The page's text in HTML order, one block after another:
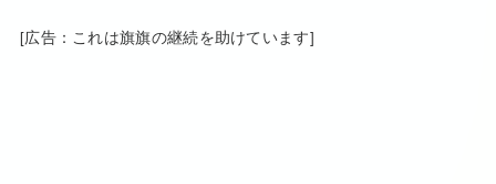
[広告：これは旗旗の継続を助けています]